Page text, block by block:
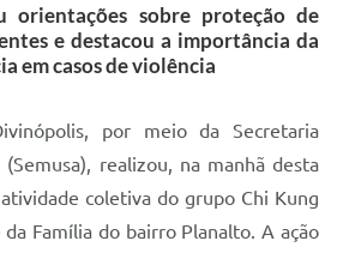
orientações sobre proteção de
e destacou a importância da
em casos de violência
por meio da Secretaria
realizou, na manhã desta
coletiva do grupo Chi Kung
Família do bairro Planalto. A ação